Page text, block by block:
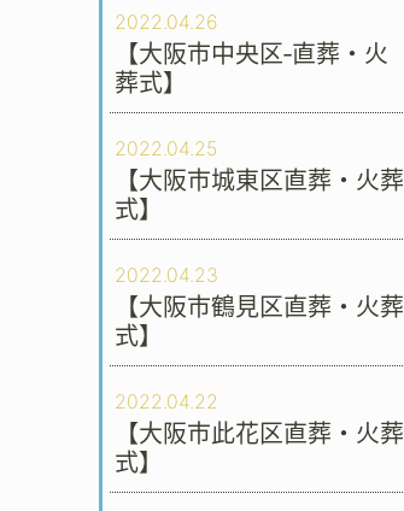
2022.04.26
【大阪市中央区‐直葬・火
葬式】
2022.04.25
【大阪市城東区直葬・火葬
式】
2022.04.23
【大阪市鶴見区直葬・火葬
式】
2022.04.22
【大阪市此花区直葬・火葬
式】